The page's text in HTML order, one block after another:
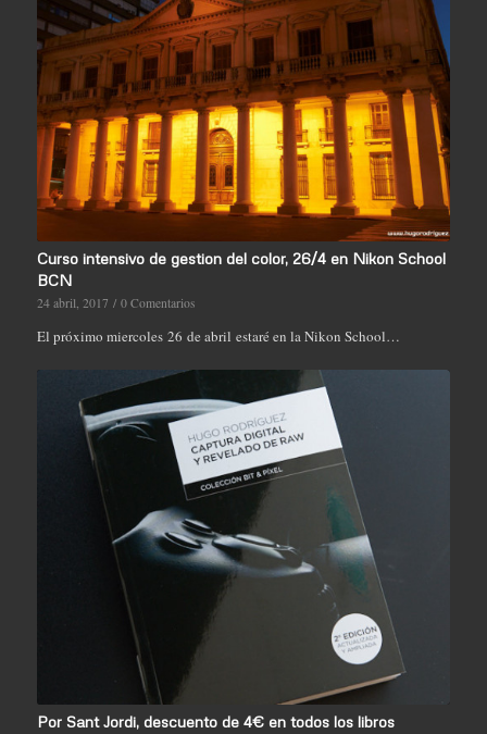
Curso intensivo de gestion del color, 26/4 en Nikon School
BCN
24 abril, 2017 / 0 Comentarios
El próximo miercoles 26 de abril estaré en la Nikon School…
Por Sant Jordi, descuento de 4€ en todos los libros